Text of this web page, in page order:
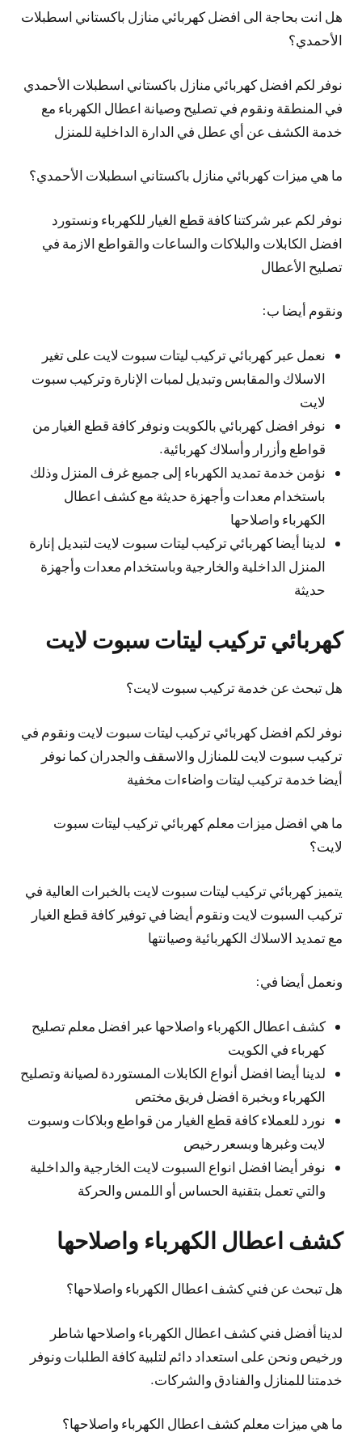
هل انت بحاجة الى افضل كهربائي منازل باكستاني اسطبلات
الأحمدي؟
نوفر لكم افضل كهربائي منازل باكستاني اسطبلات الأحمدي
في المنطقة ونقوم في تصليح وصيانة اعطال الكهرباء مع
خدمة الكشف عن أي عطل في الدارة الداخلية للمنزل
ما هي ميزات كهربائي منازل باكستاني اسطبلات الأحمدي؟
نوفر لكم عبر شركتنا كافة قطع الغيار للكهرباء ونستورد
افضل الكابلات والبلاكات والساعات والقواطع الازمة في
تصليح الأعطال
ونقوم أيضا ب:
نعمل عبر كهربائي تركيب ليتات سبوت لايت على تغير
الاسلاك والمقابس وتبديل لمبات الإنارة وتركيب سبوت
لايت
نوفر افضل كهربائي بالكويت ونوفر كافة قطع الغيار من
قواطع وأزرار وأسلاك كهربائية.
نؤمن خدمة تمديد الكهرباء إلى جميع غرف المنزل وذلك
باستخدام معدات وأجهزة حديثة مع كشف اعطال
الكهرباء واصلاحها
لدينا أيضا كهربائي تركيب ليتات سبوت لايت لتبديل إنارة
المنزل الداخلية والخارجية وباستخدام معدات وأجهزة
حديثة
كهربائي تركيب ليتات سبوت لايت
هل تبحث عن خدمة تركيب سبوت لايت؟
نوفر لكم افضل كهربائي تركيب ليتات سبوت لايت ونقوم في
تركيب سبوت لايت للمنازل والاسقف والجدران كما نوفر
أيضا خدمة تركيب ليتات واضاءات مخفية
ما هي افضل ميزات معلم كهربائي تركيب ليتات سبوت
لايت؟
يتميز كهربائي تركيب ليتات سبوت لايت بالخبرات العالية في
تركيب السبوت لايت ونقوم أيضا في توفير كافة قطع الغيار
مع تمديد الاسلاك الكهربائية وصيانتها
ونعمل أيضا في:
كشف اعطال الكهرباء واصلاحها عبر افضل معلم تصليح
كهرباء في الكويت
لدينا أيضا افضل أنواع الكابلات المستوردة لصيانة وتصليح
الكهرباء وبخبرة افضل فريق مختص
نورد للعملاء كافة قطع الغيار من قواطع وبلاكات وسبوت
لايت وغبرها وبسعر رخيص
نوفر أيضا افضل انواع السبوت لايت الخارجية والداخلية
والتي تعمل بتقنية الحساس أو اللمس والحركة
كشف اعطال الكهرباء واصلاحها
هل تبحث عن فني كشف اعطال الكهرباء واصلاحها؟
لدينا أفضل فني كشف اعطال الكهرباء واصلاحها شاطر
ورخيص ونحن على استعداد دائم لتلبية كافة الطلبات ونوفر
خدمتنا للمنازل والفنادق والشركات.
ما هي ميزات معلم كشف اعطال الكهرباء واصلاحها؟